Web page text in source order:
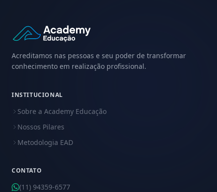
Acreditamos nas pessoas e seu poder de transformar
conhecimento em realização profissional.
INSTITUCIONAL
Sobre a Academy Educação
Nossos Pilares
Metodologia EAD
CONTATO
(11) 94359-6577